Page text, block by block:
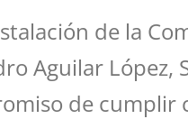
de la
Aguilar
de cumplir